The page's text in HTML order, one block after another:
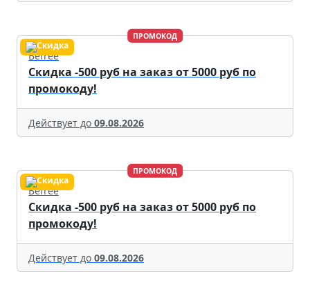
ПРОМОКОД
Befree
Скидка -500 руб на заказ от 5000 руб по
промокоду!
Действует до 09.08.2026
ПРОМОКОД
Befree
Скидка -500 руб на заказ от 5000 руб по
промокоду!
Действует до 09.08.2026